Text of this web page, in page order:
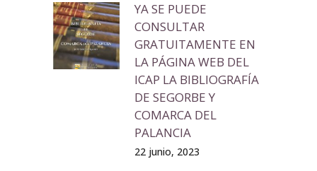
YA SE PUEDE
CONSULTAR
GRATUITAMENTE EN
LA PÁGINA WEB DEL
ICAP LA BIBLIOGRAFÍA
DE SEGORBE Y
COMARCA DEL
PALANCIA
22 junio, 2023